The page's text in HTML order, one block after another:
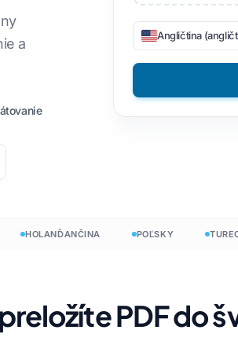
DOCX na TXT
Začnite zadarmo
Filipínsky
Maďarský
a
Angličtina
HOLANĎANČINA POĽSKY TURECKÝ
PDF do